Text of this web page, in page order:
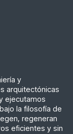
y
arquitectónicas
ejecutamos
la filosofía de
regeneran
eficientes y sin